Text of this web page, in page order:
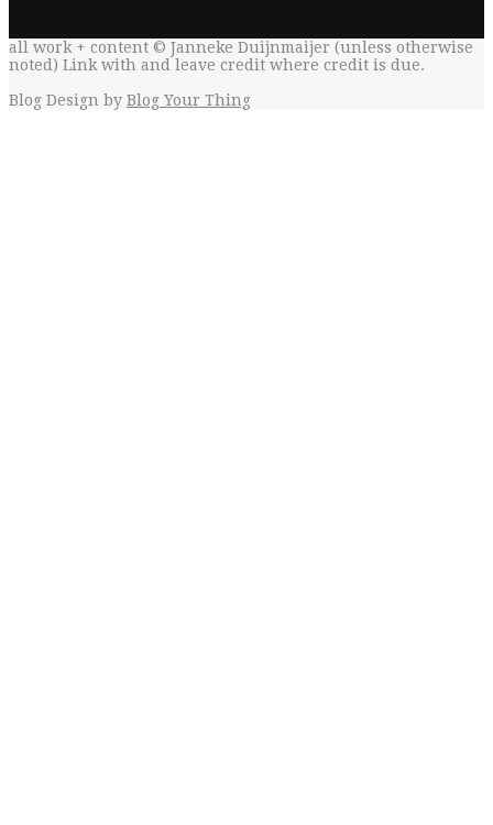
all work + content © Janneke Duijnmaijer (unless otherwise
noted) Link with and leave credit where credit is due.
Blog Design by Blog Your Thing